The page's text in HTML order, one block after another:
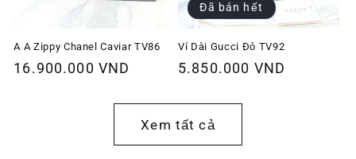
A A Zippy Chanel Caviar TV86
Giá
16.900.000 VND
Đã bán hết
Ví Dài Gucci Đỏ TV92
Giá
thường
5.850.000 VND
Xem tất cả